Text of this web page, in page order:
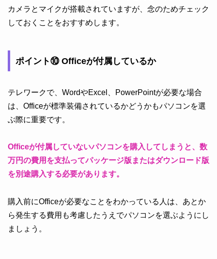
カメラとマイクが搭載されていますが、念のためチェック
しておくことをおすすめします。
ポイント⑩ Officeが付属しているか
テレワークで、WordやExcel、PowerPointが必要な場合
は、Officeが標準装備されているかどうかもパソコンを選
ぶ際に重要です。
Officeが付属していないパソコンを購入してしまうと、数
万円の費用を支払ってパッケージ版またはダウンロード版
を別途購入する必要があります。
購入前にOfficeが必要なことをわかっている人は、あとか
ら発生する費用も考慮したうえでパソコンを選ぶようにし
ましょう。